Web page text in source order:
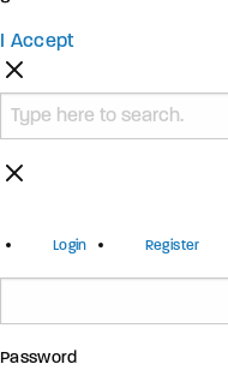
I Accept
Login Register
Password